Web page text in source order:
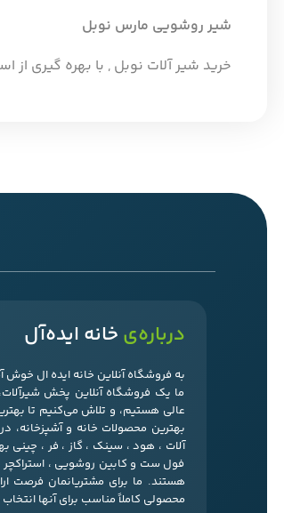
شیر روشویی مارس نوبل
خرید شیر آلات نوبل , با بهره گیری از
درباره‌ی خانه ایده‌آل
به فروشگاه آنلاین خانه ایده ال خوش
ما یک فروشگاه آنلاین پخش
عالی هستیم، و تلاش می‌کنیم تا
بهترین محصولات خانه و
آلات ، هود ، سینک ، گاز ، فر ،
فول ست و کابین روشویی ،
هستند. ما برای مشتریانمان فرصت
محصولی کاملاً مناسب برای آنها